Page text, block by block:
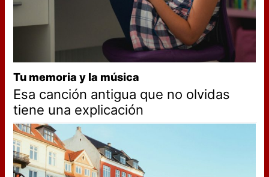
Tu memoria y la música
Esa canción antigua que no olvidas
tiene una explicación